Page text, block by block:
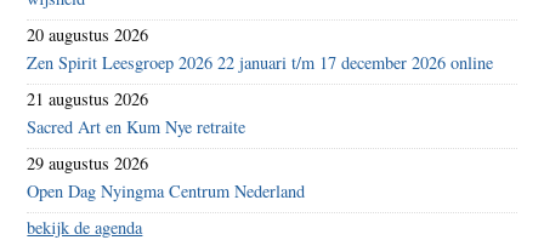
20 augustus 2026
Zen Spirit Leesgroep 2026 22 januari t/m 17 december 2026 online
21 augustus 2026
Sacred Art en Kum Nye retraite
29 augustus 2026
Open Dag Nyingma Centrum Nederland
bekijk de agenda